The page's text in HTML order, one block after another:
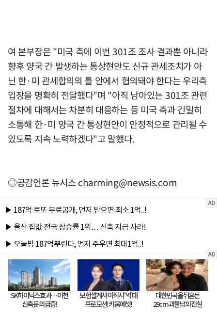
여 본부장은 "미국 측에 이번 301조 조사 결과뿐 아니라
향후 양국 간 발생하는 통상현안도 신규 관세조치가 아
닌 한·미 관세합의의 틀 안에서 협의돼야 한다는 우리측
입장을 명확히 전달했다"며 "아직 남아있는 301조 관련
절차에 대해서는 차분히 대응하는 등 미국 측과 긴밀히
소통해 한·미 양국 간 통상현안이 안정적으로 관리될 수
있도록 지속 노력하겠다"고 말했다.
◎공감언론 뉴시스charming@newsis.com